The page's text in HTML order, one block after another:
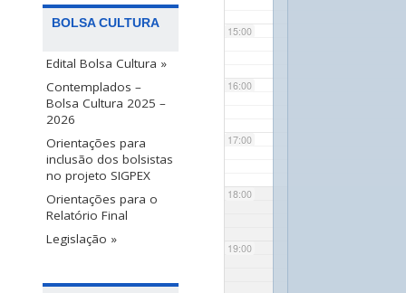
BOLSA CULTURA
Edital Bolsa Cultura »
Contemplados –
Bolsa Cultura 2025 –
2026
Orientações para
inclusão dos bolsistas
no projeto SIGPEX
Orientações para o
Relatório Final
Legislação »
15:00
16:00
17:00
18:00
19:00